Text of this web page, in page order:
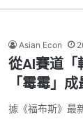
Asian Econ
從AI賽道「
「霉霉」
據《福布斯》最